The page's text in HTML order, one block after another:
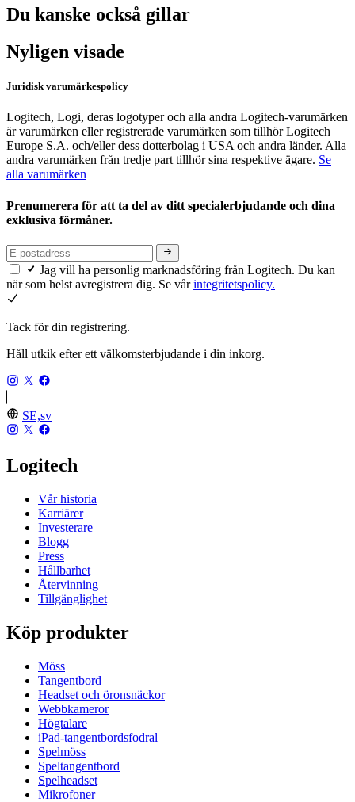
Du kanske också gillar
Nyligen visade
Juridisk varumärkespolicy
Logitech, Logi, deras logotyper och alla andra Logitech-varumärken
är varumärken eller registrerade varumärken som tillhör Logitech
Europe S.A. och/eller dess dotterbolag i USA och andra länder. Alla
andra varumärken från tredje part tillhör sina respektive ägare. Se
alla varumärken
Prenumerera för att ta del av ditt specialerbjudande och dina
exklusiva förmåner.
Jag vill ha personlig marknadsföring från Logitech. Du kan
när som helst avregistrera dig. Se vårintegritetspolicy.
Tack för din registrering.
Håll utkik efter ett välkomsterbjudande i din inkorg.
SE,sv
Logitech
Vår historia
Karriärer
Investerare
Blogg
Press
Hållbarhet
Återvinning
Tillgänglighet
Köp produkter
Möss
Tangentbord
Headset och öronsnäckor
Webbkameror
Högtalare
iPad-tangentbordsfodral
Spelmöss
Speltangentbord
Spelheadset
Mikrofoner